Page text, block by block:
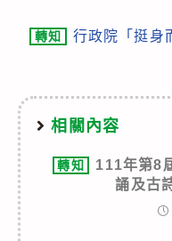
轉知
行政院「挺身
相關內容
轉知
111年第8
誦及古